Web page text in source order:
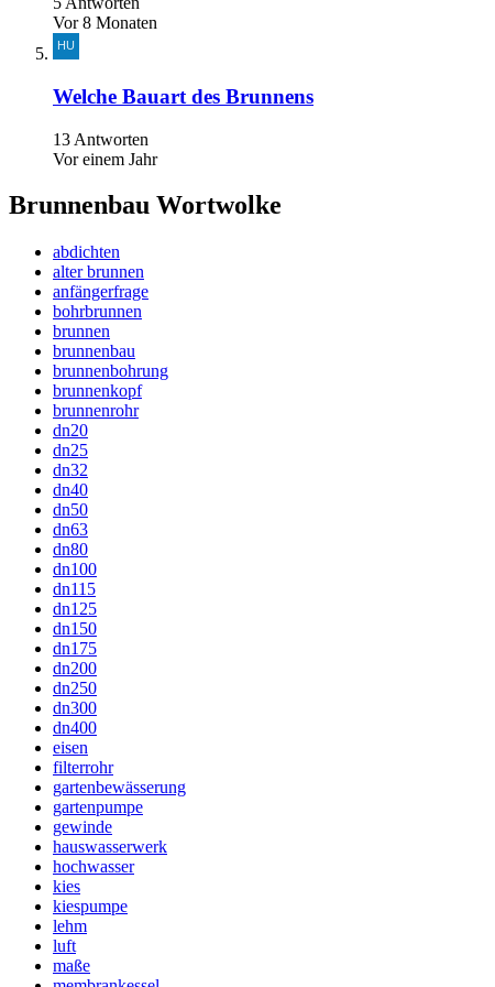
Vor 8 Monaten
Welche Bauart des Brunnens
13 Antworten
Vor einem Jahr
Brunnenbau Wortwolke
abdichten
alter brunnen
anfängerfrage
bohrbrunnen
brunnen
brunnenbau
brunnenbohrung
brunnenkopf
brunnenrohr
dn20
dn25
dn32
dn40
dn50
dn63
dn80
dn100
dn115
dn125
dn150
dn175
dn200
dn250
dn300
dn400
eisen
filterrohr
gartenbewässerung
gartenpumpe
gewinde
hauswasserwerk
hochwasser
kies
kiespumpe
lehm
luft
maße